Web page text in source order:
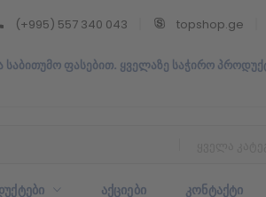
(+995) 557 340 043 topshop.ge
საბითუმო ფასებით. ყველაზე საჭირო
ᲐᲥᲪᲘᲔᲑᲘ ᲙᲝᲜᲢᲐᲥᲢᲘ